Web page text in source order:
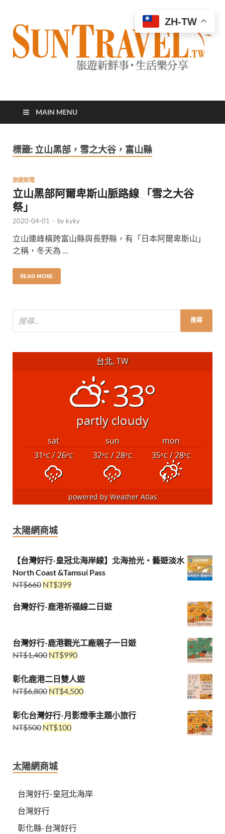
太陽網
MAIN MENU
標籤: 立山黑部，雪之大谷，富山縣
旅遊新聞
立山黑部阿爾卑斯山脈路線 「雪之大谷
祭」
2020-04-01 - by kyky
立山連峰橫跨富山縣與長野縣，有「日本阿爾卑斯山」
之稱，冬天為 …
READ MORE
台北, TW
33°
partly cloudy
sat sun
mon
31°C/ 26°C 32°C/ 28°C 35°C/ 28°C
powered byWeather Atlas
太陽網商城
【台灣好行-皇冠北海岸線】北海拾光・藝遊淡水
North Coast &Tamsui Pass
NT$660 NT$399
台灣好行-鹿港祈福線二日遊
台灣好行-鹿港觀光工廠親子一日遊
NT$1,400 NT$990
彰化鹿港二日雙人遊
NT$6,800 NT$4,500
彰化台灣好行-月影燈季主題小旅行
NT$500 NT$100
太陽網商城
台灣好行-皇冠北海岸
台灣好行
彰化縣-台灣好行
ZH-TW